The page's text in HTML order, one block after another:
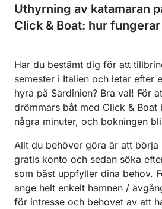
Uthyrning av katamaran
Click & Boat: hur
Har du bestämt dig för att
semester i Italien och letar efter
hyra på Sardinien? Bra val! För
drömmars båt med Click & Boat
några minuter, och bokningen
Allt du behöver göra är att börja
gratis konto och sedan söka
som bäst uppfyller dina behov.
ange helt enkelt hamnen /
för intresse och behovet av att